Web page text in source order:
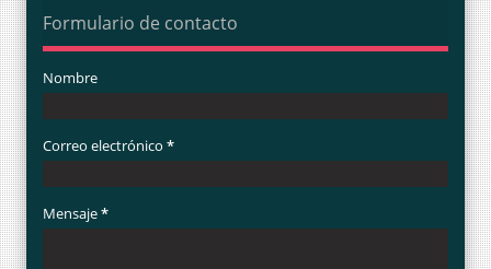
Formulario de contacto
Nombre
Correo electrónico *
Mensaje*